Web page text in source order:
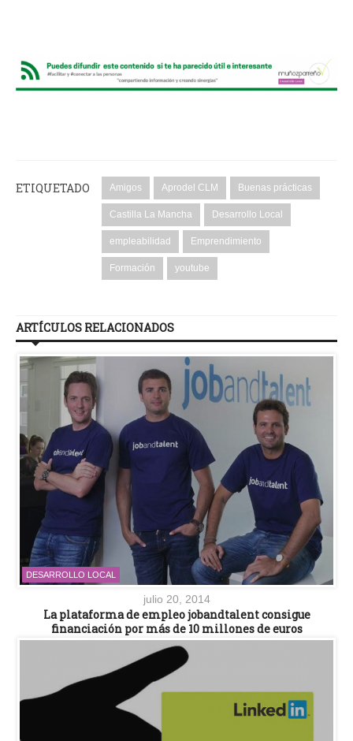
ETIQUETADO Amigos Aprodel CLM Buenas prácticas
Castilla La Mancha Desarrollo Local
empleabilidad Emprendimiento
Formación youtube
ARTÍCULOS RELACIONADOS
DESARROLLO LOCAL
julio 20, 2014
La plataforma de empleo jobandtalent consigue
financiación por más de 10 millones de euros